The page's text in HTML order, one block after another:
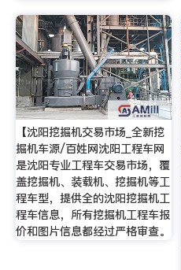
【沈阳挖掘机交易市场_全新挖
掘机车源/百姓网沈阳工程车网
是沈阳专业工程车交易市场，覆
盖挖掘机、装载机、挖掘机等工
程车型，提供全的沈阳挖掘机工
程车信息，所有挖掘机工程车报
价和图片信息都经过严格审查。